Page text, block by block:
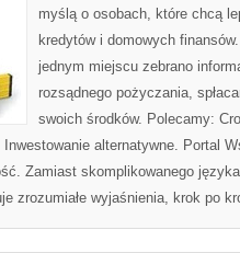
I
W
myślą o osobach, które chcą
kredytów i domowych
jednym miejscu zebrano
rozsądnego pożyczania,
swoich środków. Polecamy:
Inwestowanie alternatywne. Portal
Zamiast skomplikowanego
zrozumiałe wyjaśnienia, krok po